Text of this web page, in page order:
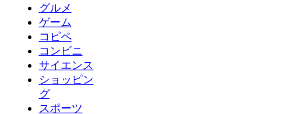
グルメ
ゲーム
コピペ
コンビニ
サイエンス
ショッピン
グ
スポーツ